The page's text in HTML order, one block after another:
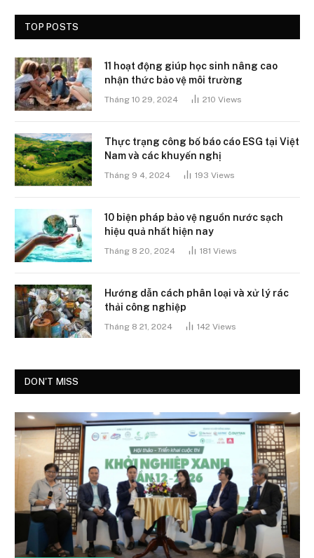
TOP POSTS
11 hoạt động giúp học sinh nâng cao
nhận thức bảo vệ môi trường
Tháng 10 29, 2024 210 Views
Thực trạng công bố báo cáo ESG tại Việt
Nam và các khuyến nghị
Tháng 9 4, 2024 193 Views
10 biện pháp bảo vệ nguồn nước sạch
hiệu quả nhất hiện nay
Tháng 8 20, 2024 181 Views
Hướng dẫn cách phân loại và xử lý rác
thải công nghiệp
Tháng 8 21, 2024 142 Views
DON'T MISS